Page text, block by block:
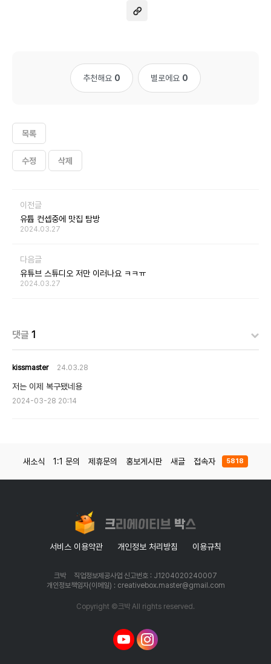
추천해요 0 별로에요 0
목록
수정 삭제
이전글
유튭 컨셉중에 맛집 탐방
2024.03.27
다음글
유튜브 스튜디오 저만 이러나요 ㅋㅋㅠ
2024.03.27
댓글 1
kissmaster 24.03.28
저는 이제 복구됐네용
2024-03-28 20:14
새소식 1:1 문의 제휴문의 홍보게시판 새글 접속자 5818
서비스 이용약관 개인정보 처리방침 이용규칙
크박
직업정보제공사업 신고번호 : J1204020240007
개인정보책임자(이메일) : creativebox.master@gmail.com
Copyright ©크박 All rights reserved.